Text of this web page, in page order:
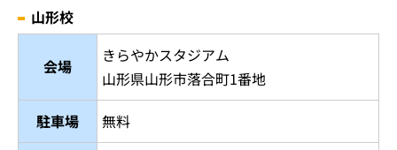
山形校
会場
きらやかスタジアム
山形県山形市落合町1番地
駐車場
無料